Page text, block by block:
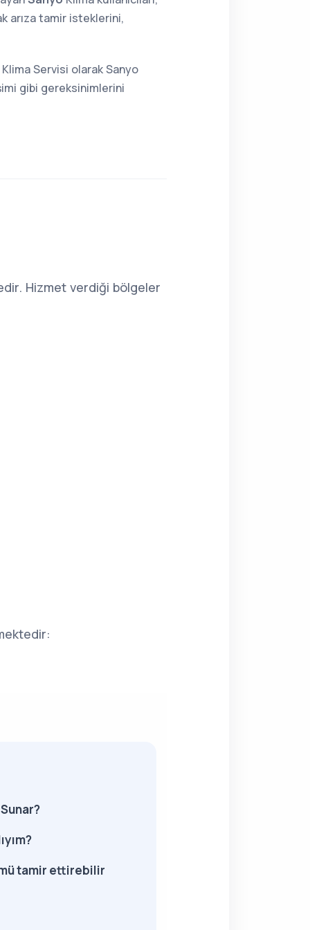
arıza tamir isteklerini,
Servisi olarak Sanyo
gibi gereksinimlerini
Hizmet verdiği bölgeler
tamir ettirebilir